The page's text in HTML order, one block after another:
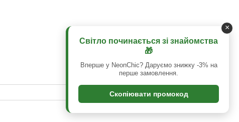
×
Світло починається зі знайомства
🎁
Вперше у NeonChic? Даруємо знижку -3% на
перше замовлення.
Скопіювати промокод